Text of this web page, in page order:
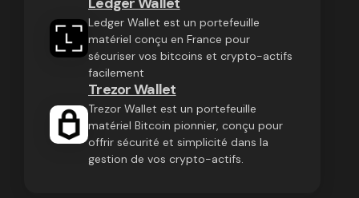
Ledger Wallet est un portefeuille
matériel conçu en France pour
sécuriser vos bitcoins et crypto-actifs
facilement
Trezor Wallet
Trezor Wallet est un portefeuille
matériel Bitcoin pionnier, conçu pour
offrir sécurité et simplicité dans la
gestion de vos crypto-actifs.